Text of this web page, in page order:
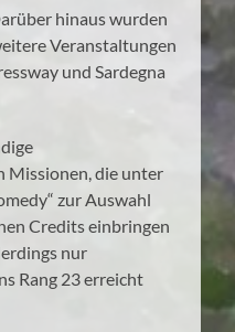
hinaus wurden
Veranstaltungen
und Sardegna
Missionen, die unter
zur Auswahl
Credits einbringen
nur
Rang 23 erreicht